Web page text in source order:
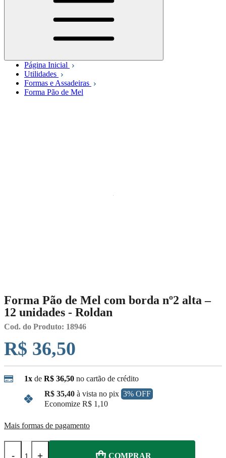
Página Inicial
Utilidades
Formas e Assadeiras
Forma Pão de Mel
Forma Pão de Mel com borda nº2 alta –
12 unidades - Roldan
Cod. do Produto: 18946
R$ 36,50
1x de R$ 36,50 no cartão de crédito
R$ 35,40 à vista no pix 3% OFF
Economize R$ 1,10
Mais formas de pagamento
COMPRAR